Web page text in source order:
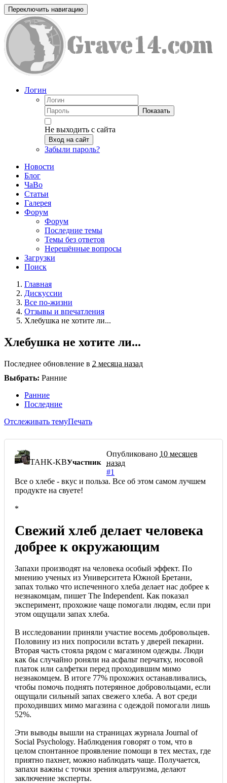
Переключить навигацию
Логин
Показать
Не выходить с сайта
Вход на сайт
Забыли пароль?
Новости
Блог
ЧаВо
Статьи
Галерея
Форум
Форум
Последние темы
Темы без ответов
Нерешённые вопросы
Загрузки
Поиск
Главная
Дискуссии
Все по-жизни
Отзывы и впечатления
Хлебушка не хотите ли...
Хлебушка не хотите ли...
Последнее обновление в 2 месяца назад
Выбрать: Ранние
Ранние
Последние
Отслеживать темуПечать
TAHK-KBУчастник
Опубликовано 10 месяцев
назад
#1
Все о хлебе - вкус и польза. Все об этом самом лучшем
продукте на свуете!
*
Свежий хлеб делает человека
добрее к окружающим
Запахи производят на человека особый эффект. По
мнению ученых из Университета Южной Бретани,
запах только что испеченного хлеба делает нас добрее к
незнакомцам, пишет The Independent. Как показал
эксперимент, прохожие чаще помогали людям, если при
этом ощущали запах хлеба.
В исследовании приняли участие восемь добровольцев.
Половину из них попросили встать у дверей пекарни.
Вторая часть стояла рядом с магазином одежды. Люди
как бы случайно роняли на асфальт перчатку, носовой
платок или салфетки перед проходившим мимо
незнакомцем. В итоге 77% прохожих останавливались,
чтобы помочь поднять потерянное добровольцами, если
ощущали сильный запах свежего хлеба. А вот среди
проходивших мимо магазина с одеждой помогали лишь
52%.
Эти выводы вышли на страницах журнала Journal of
Social Psychology. Наблюдения говорят о том, что в
целом спонтанное проявление помощи в тех местах, где
приятно пахнет, можно наблюдать чаще. Получается,
запахи важны с точки зрения альтруизма, делают
заключение эксперты.